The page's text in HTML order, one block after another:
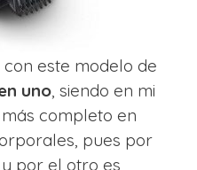
este modelo de
uno, siendo en mi
completo en
pues por
y por el otro es